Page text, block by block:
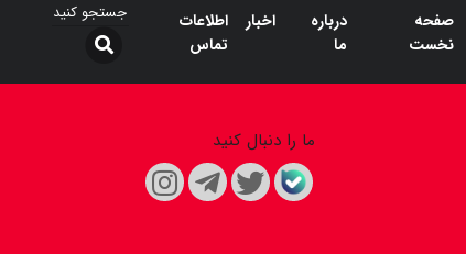
صفحه
نخست
درباره
ما
اخبار
اطلاعات
تماس
ما را دنبال کنید